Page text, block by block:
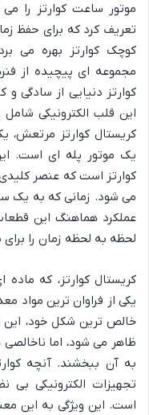
موتور ساعت کوارتز را می
تعریف کرد که برای حفظ
کوچک کوارتز بهره می
مجموعه ای پیچیده از
کوارتز دنیایی از سادگی و
این قلب الکترونیکی
کریستال کوارتز مرتعش،
یک موتور پله ای است.
کوارتز است که عنصر
می شود. زمانی که به یک
عملکرد هماهنگ این
لحظه به لحظه زمان را
کریستال کوارتز، که
یکی از فراوان ترین مواد
خالص ترین شکل خود،
ظاهر می شود، اما
به آن ببخشند. آنچه
تجهیزات الکترونیکی بی
است. این ویژگی به این